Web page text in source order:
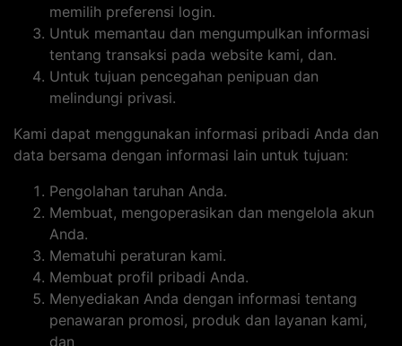
memilih preferensi login.
Untuk memantau dan mengumpulkan informasi
tentang transaksi pada website kami, dan.
Untuk tujuan pencegahan penipuan dan
melindungi privasi.
Kami dapat menggunakan informasi pribadi Anda dan
data bersama dengan informasi lain untuk tujuan:
Pengolahan taruhan Anda.
Membuat, mengoperasikan dan mengelola akun
Anda.
Mematuhi peraturan kami.
Membuat profil pribadi Anda.
Menyediakan Anda dengan informasi tentang
penawaran promosi, produk dan layanan kami,
dan